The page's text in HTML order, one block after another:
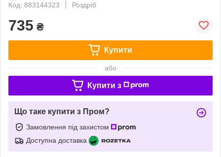
Код: 883144323
Роздріб
735 ₴
Купити
або
Купити з
Що таке купити з Пром?
Замовлення під захистом
Доступна доставка